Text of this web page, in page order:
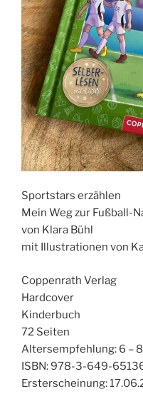
Sportstars erzählen
Mein Weg zur Fußball-
von Klara Bühl
mit Illustrationen von
Coppenrath Verlag
Hardcover
Kinderbuch
72 Seiten
Altersempfehlung: 6 – 8
ISBN: 978-3-649-
Ersterscheinung: